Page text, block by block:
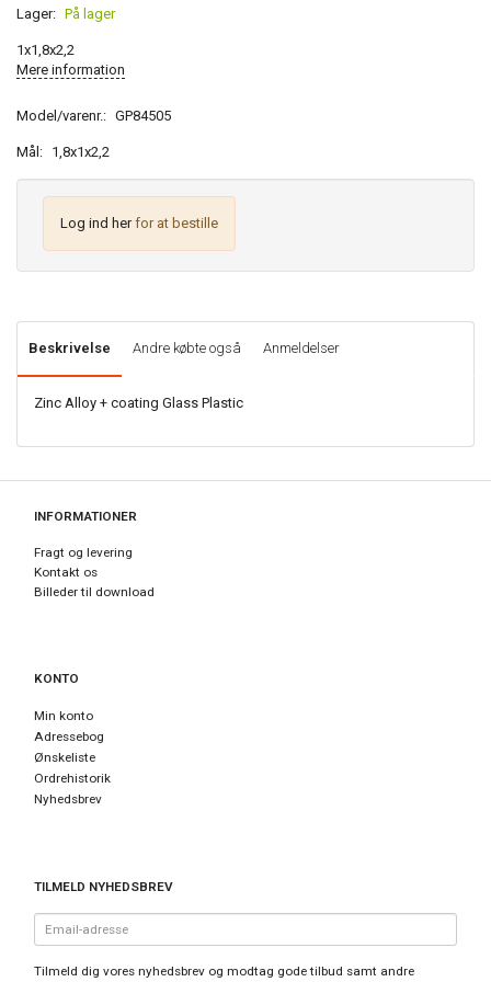
Lager: På lager
1x1,8x2,2
Mere information
Model/varenr.: GP84505
Mål: 1,8x1x2,2
Log ind herfor at bestille
Beskrivelse Andre købte også Anmeldelser
Zinc Alloy + coating Glass Plastic
INFORMATIONER
Fragt og levering
Kontakt os
Billeder til download
KONTO
Min konto
Adressebog
Ønskeliste
Ordrehistorik
Nyhedsbrev
TILMELD NYHEDSBREV
adresse
Tilmeld dig vores nyhedsbrev og modtag gode tilbud samt andre